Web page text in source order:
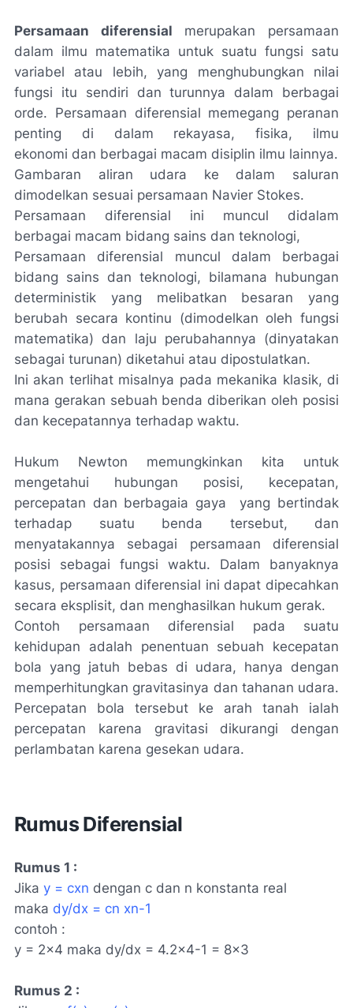
Persamaan diferensial merupakan persamaan
dalam ilmu matematika untuk suatu fungsi satu
variabel atau lebih, yang menghubungkan nilai
fungsi itu sendiri dan turunnya dalam berbagai
orde. Persamaan diferensial memegang peranan
penting di dalam rekayasa, fisika, ilmu
ekonomi dan berbagai macam disiplin ilmu lainnya.
Gambaran aliran udara ke dalam saluran
dimodelkan sesuai persamaan Navier Stokes.
Persamaan diferensial ini muncul didalam
berbagai macam bidang sains dan teknologi,
Persamaan diferensial muncul dalam berbagai
bidang sains dan teknologi, bilamana hubungan
deterministik yang melibatkan besaran yang
berubah secara kontinu (dimodelkan oleh fungsi
matematika) dan laju perubahannya (dinyatakan
sebagai turunan) diketahui atau dipostulatkan.
Ini akan terlihat misalnya pada mekanika klasik, di
mana gerakan sebuah benda diberikan oleh posisi
dan kecepatannya terhadap waktu.
Hukum Newton memungkinkan kita untuk
mengetahui hubungan posisi, kecepatan,
percepatan dan berbagaia gaya yang bertindak
terhadap suatu benda tersebut, dan
menyatakannya sebagai persamaan diferensial
posisi sebagai fungsi waktu. Dalam banyaknya
kasus, persamaan diferensial ini dapat dipecahkan
secara eksplisit, dan menghasilkan hukum gerak.
Contoh persamaan diferensial pada suatu
kehidupan adalah penentuan sebuah kecepatan
bola yang jatuh bebas di udara, hanya dengan
memperhitungkan gravitasinya dan tahanan udara.
Percepatan bola tersebut ke arah tanah ialah
percepatan karena gravitasi dikurangi dengan
perlambatan karena gesekan udara.
Rumus Diferensial
Rumus 1 :
Jika y = cxn dengan c dan n konstanta real
maka dy/dx = cn xn-1
contoh :
y = 2×4 maka dy/dx = 4.2×4-1 = 8×3
Rumus 2 :